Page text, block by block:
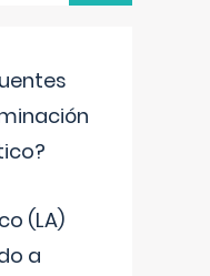
(LA)
a